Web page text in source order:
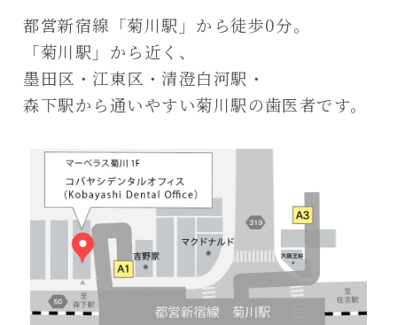
都営新宿線「菊川駅」から徒歩0分。
「菊川駅」から近く、
墨田区・江東区・清澄白河駅・
森下駅から通いやすい菊川駅の歯医者です。